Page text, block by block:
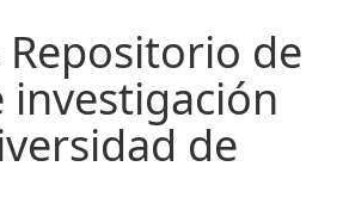
Repositorio de
investigación
de